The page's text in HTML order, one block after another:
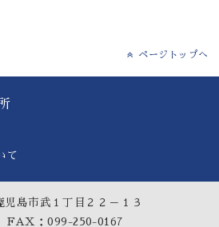
ページトップへ
て
島市武１丁目２２－１３
：099-250-0167